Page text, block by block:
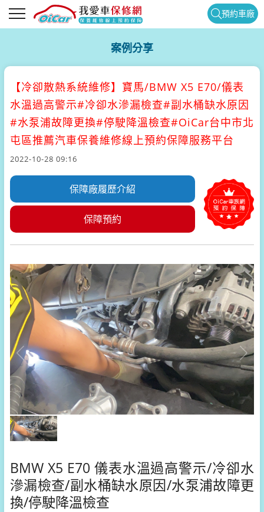
預約車廠
案例分享
【冷卻散熱系統維修】 寶馬/BMW X5 E70/儀表
水溫過高警示#冷卻水滲漏檢查#副水桶缺水原因
#水泵浦故障更換#停駛降溫檢查#OiCar台中市北
屯區推薦汽車保養維修線上預約保障服務平台
2022-10-28 09:16
保障廠履歷介紹
保障預約
BMW X5 E70 儀表水溫過高警示/冷卻水
滲漏檢查/副水桶缺水原因/水泵浦故障更
換/停駛降溫檢查